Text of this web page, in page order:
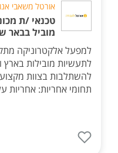
אורטל משאבי
טכנאי /ת
מוביל בבאר
למפעל אלקטרוניקה
לתעשיות מובילות
להשתלבות בצוות
תחומי אחריות: אחריות